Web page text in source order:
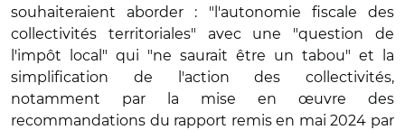
souhaiteraient aborder : "l'autonomie fiscale des
collectivités territoriales" avec une "question de
l'impôt local" qui "ne saurait être un tabou" et la
simplification de l'action des collectivités,
notamment par la mise en œuvre des
recommandations du rapport remis en mai 2024 par